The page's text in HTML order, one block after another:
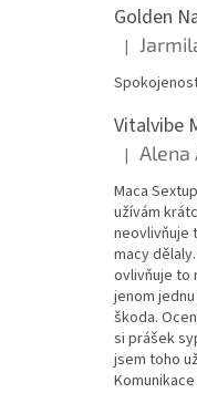
Hodnocení
|
Hodnocení
| Alena
Maca
užívám
neovlivňuje
macy
ovlivňuje to
jenom
škoda.
si prášek
jsem toho